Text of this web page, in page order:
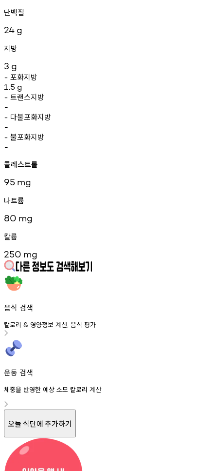
단백질
24 g
지방
3 g
- 포화지방
1.5 g
- 트랜스지방
-
- 다불포화지방
-
- 불포화지방
-
콜레스트롤
95 mg
나트륨
80 mg
칼륨
250 mg
음식 검색
칼로리 & 영양정보 계산, 음식 평가
운동 검색
체중을 반영한 예상 소모 칼로리 계산
오늘 식단에 추가하기